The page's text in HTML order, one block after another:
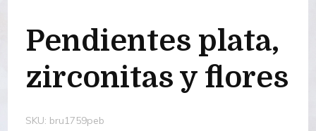
Pendientes plata,
zirconitas y flores
SKU: bru1759peb